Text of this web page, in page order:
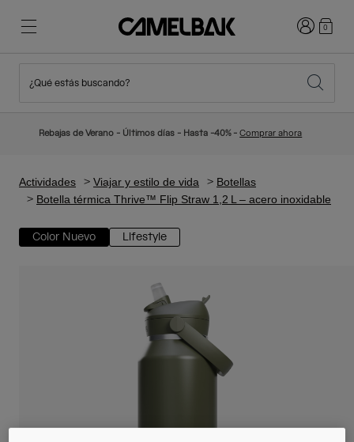
Novedades
Mochilas Hidratación
Senderismo
Viajar y estilo de vida
Adiós a los desechables
Iniciar0
¿Qué estás buscando?
Rebajas de Verano - Últimos días - Hasta -40% -Comprar ahora
Actividades Viajar y estilo de vida
Botellas
Botella térmica Thrive™ Flip Straw 1,2 L – acero inoxidable
Color Nuevo Lifestyle